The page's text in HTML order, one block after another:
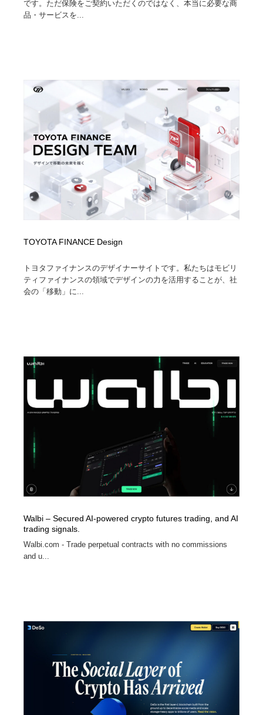
です。ただ保険をご契約いただくのではなく、本当に必要な商
品・サービスを...
TOYOTA FINANCE Design
トヨタファイナンスのデザイナーサイトです。私たちはモビリ
ティファイナンスの領域でデザインの力を活用することが、社
会の「移動」に...
Walbi – Secured AI-powered crypto futures trading, and AI
trading signals.
Walbi.com - Trade perpetual contracts with no commissions
and u...